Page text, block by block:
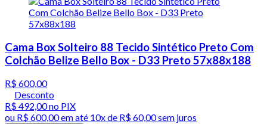
Cama Box Solteiro 88 Tecido Sintético Preto Com
Colchão Belize Bello Box - D33 Preto 57x88x188
R$ 600,00
Desconto
R$ 492,00no PIX
ou R$ 600,00em até 10x de R$ 60,00 sem juros